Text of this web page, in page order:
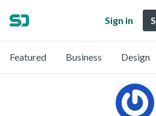
Sign in
Featured Business Design